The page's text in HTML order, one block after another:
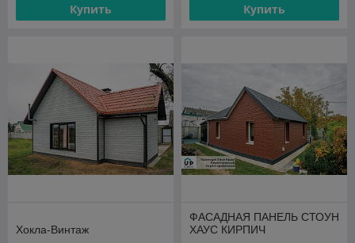
Купить Купить
Хокла-Винтаж
ФАСАДНАЯ ПАНЕЛЬ СТОУН
ХАУС КИРПИЧ